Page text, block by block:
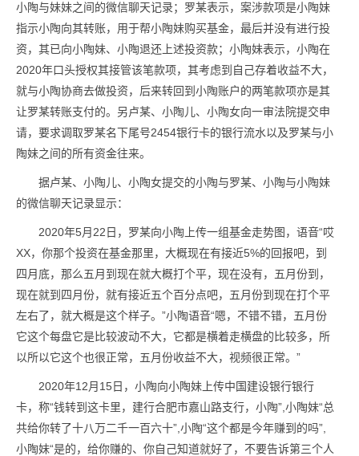
小陶与妹妹之间的微信聊天记录；罗某表示，案涉款项是小陶妹
指示小陶向其转账，用于帮小陶妹购买基金，最后并没有进行投
资，其已向小陶妹、小陶退还上述投资款；小陶妹表示，小陶在
2020年口头授权其接管该笔款项，其考虑到自己存着收益不大，
就与小陶协商去做投资，后来转回到小陶账户的两笔款项亦是其
让罗某转账支付的。另卢某、小陶儿、小陶女向一审法院提交申
请，要求调取罗某名下尾号2454银行卡的银行流水以及罗某与小
陶妹之间的所有资金往来。
据卢某、小陶儿、小陶女提交的小陶与罗某、小陶与小陶妹
的微信聊天记录显示：
2020年5月22日，罗某向小陶上传一组基金走势图，语音“哎
XX，你那个投资在基金那里，大概现在有接近5%的回报吧，到
四月底，那么五月到现在就大概打个平，现在没有，五月份到，
现在就到四月份，就有接近五个百分点吧，五月份到现在打个平
左右了，就大概是这个样子。”小陶语音“嗯，不错不错，五月份
它这个每盘它是比较波动不大，它都是横着走横盘的比较多，所
以所以它这个也很正常，五月份收益不大，视频很正常。”
2020年12月15日，小陶向小陶妹上传中国建设银行银行
卡，称“钱转到这卡里，建行合肥市嘉山路支行，小陶”,小陶妹“总
共给你转了十八万二千一百六十”,小陶“这个都是今年赚到的吗”,
小陶妹“是的，给你赚的、你自己知道就好了，不要告诉第三个人